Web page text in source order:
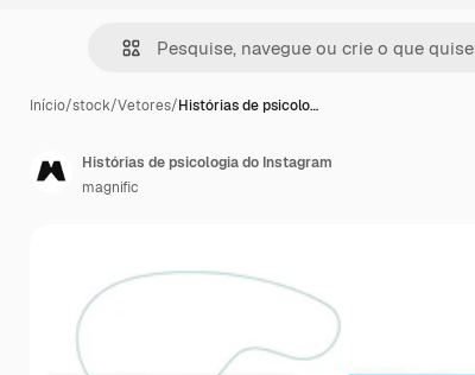
Início/stock/Vetores/Histórias de psicolo…
Histórias de psicologia do Instagram
magnific